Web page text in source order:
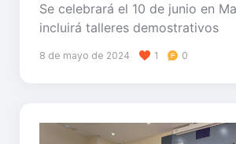
Se celebrará el 10 de junio en
incluirá talleres demostrativos
8 de mayo de 2024 1 0